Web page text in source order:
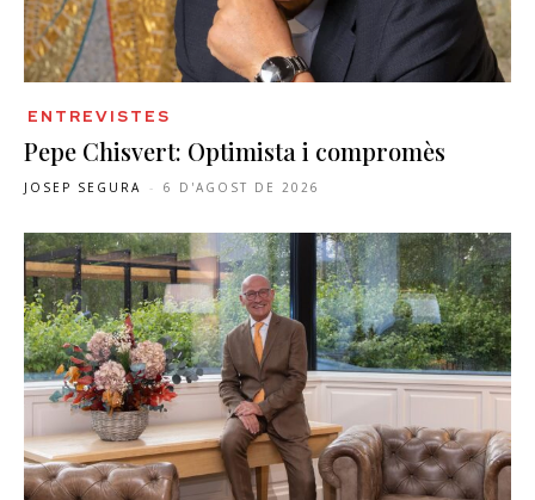
ENTREVISTES
Pepe Chisvert: Optimista i compromès
JOSEP SEGURA - 6 D'AGOST DE 2026